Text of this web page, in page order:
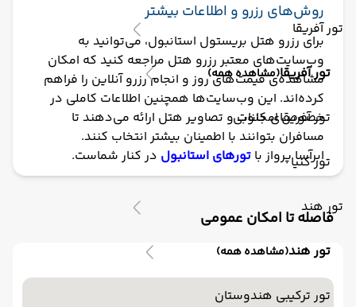
تور آفریقا
تور آفریقا(مشاهده همه)
تور آفریقای جنوبی
تور کنیا
تور هند
تور هند(مشاهده همه)
تور ترکیبی هندوستان
روش‌های رزرو و اطلاعات بیشتر
برای رزرو هتل بریستول استانبول، می‌توانید به
وب‌سایت‌های معتبر رزرو هتل مراجعه کنید که امکان
مشاهده‌ی قیمت‌های روز و انجام رزرو آنلاین را فراهم
کرده‌اند. این وب‌سایت‌ها همچنین اطلاعات کاملی در
خصوص امکانات و تصاویر هتل ارائه می‌دهند تا
مسافران بتوانند با اطمینان بیشتر انتخاب کنند.
ابرآسا پرواز با تورهای استانبول در کنار شماست.
فاصله تا امکان عمومی